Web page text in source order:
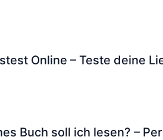
Online – Teste deine
Buch soll ich lesen? –